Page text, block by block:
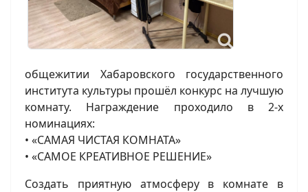
общежитии Хабаровского государственного
института культуры прошёл конкурс на лучшую
комнату. Награждение проходило в 2-х
номинациях:
• «САМАЯ ЧИСТАЯ КОМНАТА»
• «САМОЕ КРЕАТИВНОЕ РЕШЕНИЕ»
Создать приятную атмосферу в комнате в